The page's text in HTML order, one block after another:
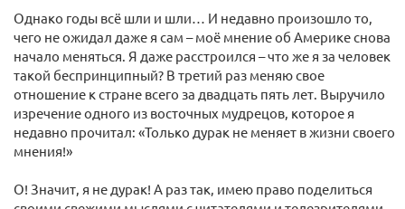
Однако годы всё шли и шли… И недавно произошло то,
чего не ожидал даже я сам – моё мнение об Америке снова
начало меняться. Я даже расстроился – что же я за человек
такой беспринципный? В третий раз меняю свое
отношение к стране всего за двадцать пять лет. Выручило
изречение одного из восточных мудрецов, которое я
недавно прочитал: «Только дурак не меняет в жизни своего
мнения!»
О! Значит, я не дурак! А раз так, имею право поделиться